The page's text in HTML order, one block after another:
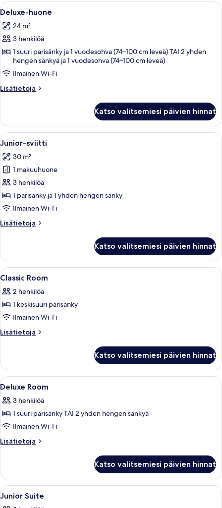
Avaa
kaikki
huonetyypin
Deluxe-
huone
kuvat
Moderni hotellihuone, jossa on suuri
4
Deluxe-huone
24 m²
3 henkilöä
1 suuri parisänky ja 1 vuodesohva (74–100 cm leveä) TAI 2 yhden
hengen sänkyä ja 1 vuodesohva (74–100 cm leveä)
Ilmainen Wi-Fi
Lisätietoja
Lisätietoja
Katso valitsemiesi päivien hinnat
Avaa
kaikki
huonetyypin
Junior-
sviitti
kuvat
Junior-sviitti | Ylelliset
4
Junior-sviitti
30 m²
1 makuuhuone
3 henkilöä
1 parisänky ja 1 yhden hengen sänky
Ilmainen Wi-Fi
Lisätietoja
Lisätietoja
Katso valitsemiesi päivien hinnat
Avaa
kaikki
huonetyypin
Classic
Room
kuvat
Ylelliset vuodevaatteet, tallelokero
5
Classic Room
2 henkilöä
1 keskisuuri parisänky
Ilmainen Wi-Fi
Lisätietoja
Lisätietoja
Katso valitsemiesi päivien hinnat
Avaa
kaikki
huonetyypin
Deluxe
Room
kuvat
Ylelliset vuodevaatteet, tallelokero
5
Deluxe Room
3 henkilöä
1 suuri parisänky TAI 2 yhden hengen sänkyä
Ilmainen Wi-Fi
Lisätietoja
Lisätietoja
Katso valitsemiesi päivien hinnat
Avaa
kaikki
Ylelliset vuodevaatteet, tallelokero
5
Junior Suite